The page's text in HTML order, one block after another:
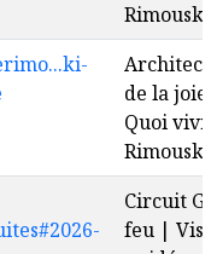
Rimouski
de la joie
Quoi
Rimouski
Circuit
feu |